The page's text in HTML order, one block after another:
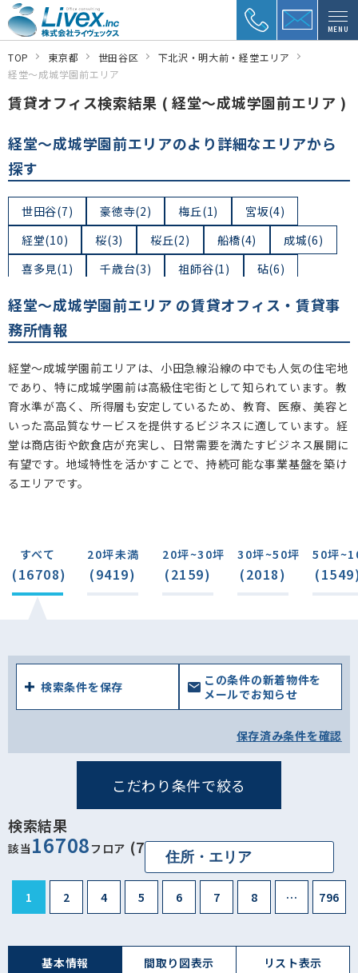
MENU
TOP 東京都 世田谷区
下北沢・明大前・経堂エリア
経堂～成城学園前エリア
賃貸オフィス検索結果 ( 経堂～成城学園前エリア )
経堂～成城学園前エリアのより詳細なエリアから
探す
世田谷(7) 豪徳寺(2) 梅丘(1)
宮坂(4)
経堂(10)
桜(3) 桜丘(2) 船橋(4)
成城(6)
喜多見(1)
千歳台(3) 祖師谷(1)
砧(6)
大蔵(1)
砧公園(0)
経堂～成城学園前エリア の賃貸オフィス・賃貸事
務所情報
経堂～成城学園前エリアは、小田急線沿線の中でも人気の住宅地
であり、特に成城学園前は高級住宅街として知られています。教
育水準が高く、所得層も安定しているため、教育、医療、美容と
いった高品質なサービスを提供するビジネスに適しています。経
堂は商店街や飲食店が充実し、日常需要を満たすビジネス展開に
有望です。地域特性を活かすことで、持続可能な事業基盤を築け
るエリアです。
すべて
(16708)
20坪未満
(9419)
20坪~30坪
(2159)
30坪~50坪
(2018)
50坪
検索条件を保存
この条件の新着物件を
メールでお知らせ
保存済み条件を確認
こだわり条件で絞る
検索結果
該当 16708 フロア (7953ビル)
1 2 4 5 6 7 8 … 796
基本情報 間取り図表⽰ リスト表⽰